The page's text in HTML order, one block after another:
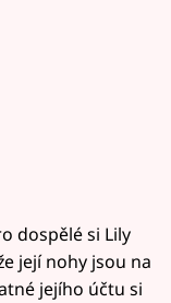
dospělé si Lily
její nohy jsou na
jejího účtu si